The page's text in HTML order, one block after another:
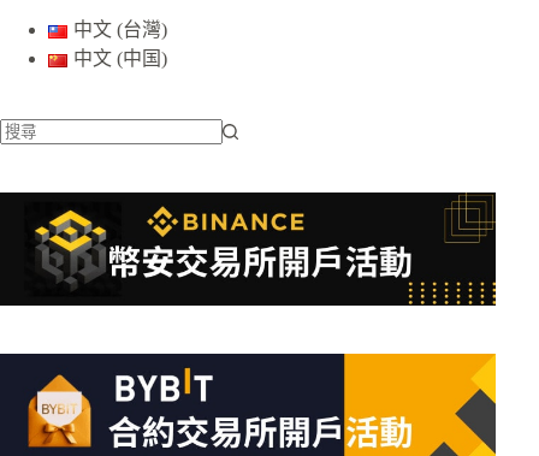
中文 (台灣)
中文 (中国)
不
條